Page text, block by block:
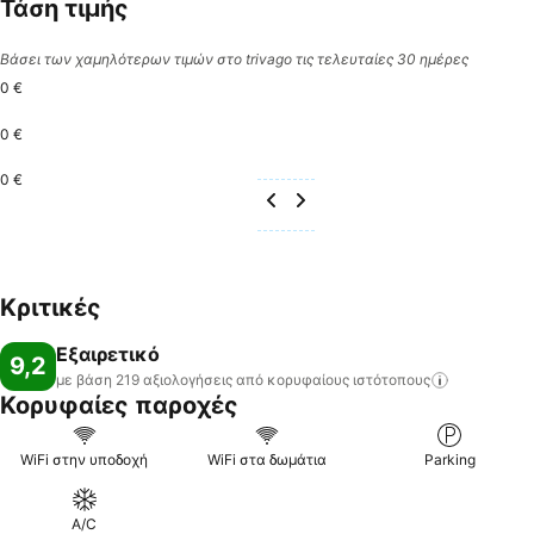
Τάση τιμής
Βάσει των χαμηλότερων τιμών στο trivago τις τελευταίες 30 ημέρες
0 €
0 €
0 €
Κριτικές
9,2 Εξαιρετικό
με βάση 219 αξιολογήσεις από κορυφαίους ιστότοπους
Κορυφαίες παροχές
WiFi στην υποδοχή WiFi στα δωμάτια Parking
A/C